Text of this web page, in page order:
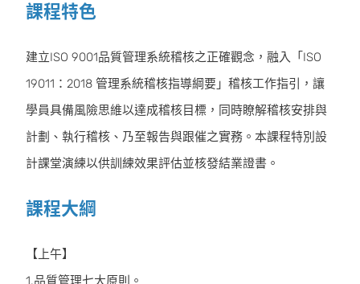
課程特色
建立ISO 9001品質管理系統稽核之正確觀念，融入「ISO
19011：2018 管理系統稽核指導綱要」稽核工作指引，讓
學員具備風險思維以達成稽核目標，同時瞭解稽核安排與
計劃、執行稽核、乃至報告與跟催之實務。本課程特別設
計課堂演練以供訓練效果評估並核發結業證書。
課程大綱
【上午】
1.品質管理七大原則。